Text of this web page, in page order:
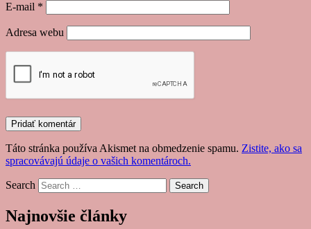
E-mail *
Adresa webu
Táto stránka používa Akismet na obmedzenie spamu. Zistite, ako sa
spracovávajú údaje o vašich komentároch.
Search
Najnovšie články